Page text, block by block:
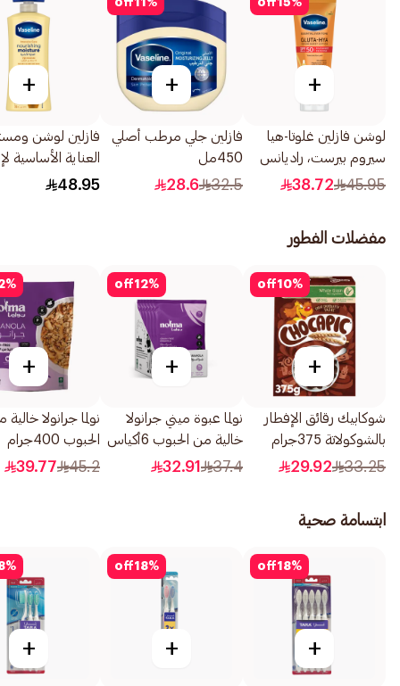
15%
off
+
لوشن فازلين غلوتا-هيا
سيروم بيرست، راديانس
ديفنس، SPF 50
45.95
38.72
11 %
off
+
فازلين جلي مرطب أصلي
450مل
32.5
28.6
+
فازلين لوشن
العناية الأساسية
خلايا الجسم 725مل
48.95
مفضلات الفطور
10%
off
+
شوكابيك رقائق الإفطار
بالشوكولاتة 375جرام
33.25
29.92
12%
off
+
نولما عبوة ميني جرانولا
خالية من الحبوب 6أكياس
37.4
32.91
%
+
نولما جرانولا
الحبوب 400جرام
45.2
39.77
ابتسامة صحية
18%
off
+
18%
off
+
%
+